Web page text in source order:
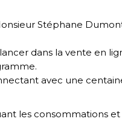
Stéphane
dans la vente en
avec une
les consommations